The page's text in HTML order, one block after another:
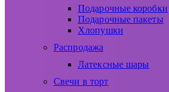
Подарочные коробки
Подарочные пакеты
Хлопушки
Распродажа
Латексные шары
Свечи в торт